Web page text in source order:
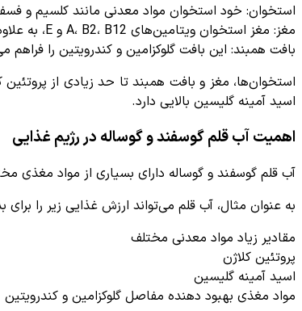
استخوان: خود استخوان مواد معدنی مانند کلسیم و
مغز: مغز استخوان ویتامین‌های A، B2، B12 و E، به علاوه امگا 3، امگا 6 و مواد معدنی مانند کلسیم، آهن، سلنیوم و روی را به شما می‌دهد.
بافت همبند: این بافت گلوکزامین و کندرویتین را
استخوان‌ها، مغز و بافت همبند تا حد زیادی از
اسید آمینه گلیسین بالایی دارد.
اهمیت آب قلم گوسفند و گوساله در رژیم غذایی
آب قلم گوسفند و گوساله دارای بسیاری از مواد
به عنوان مثال، آب قلم می‌تواند ارزش غذایی زیر را برای
مقادیر زیاد مواد معدنی مختلف
پروتئین کلاژن
اسید آمینه گلیسین
مواد مغذی بهبود دهنده مفاصل گلوکزامین و کندرویتین